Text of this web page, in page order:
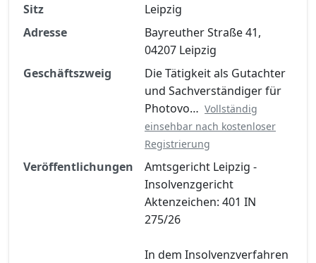
Finanzkennzahlen nach kostenloser
Registrierung verfügbar
Jetzt kostenlos registrieren
Sitz
Leipzig
Adresse
Bayreuther Straße 41,
04207 Leipzig
Geschäftszweig
Die Tätigkeit als Gutachter
und Sachverständiger für
Photovo… Vollständig
einsehbar nach kostenloser
Registrierung
Veröffentlichungen
Amtsgericht Leipzig -
Insolvenzgericht
Aktenzeichen: 401 IN
275/26
In dem Insolvenzverfahren